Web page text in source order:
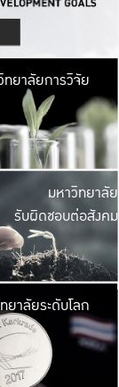
มหาวิ
มีพื้นที่เขียวสดใส
เป็นป่าในเมือง เกษต
ทยาลัยการวิจัย
มหาวิ
ค
เปิดประ
และพบเรื่องราวใ
มหาวิทยาลัย
รับผิดชอบต่อสังคม
มหาวิ
เปลี่ยนแปลง แล
เพื่อทำง
ระบบสารสนเทศ
ยาลัยระดับโลก